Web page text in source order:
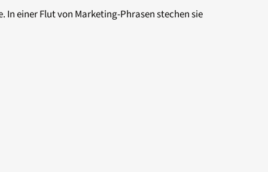
In einer Flut von Marketing-Phrasen stechen sie